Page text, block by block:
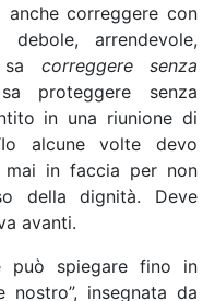
correggere con
arrendevole,
sa correggere senza
proteggere senza
in una riunione di
alcune volte devo
in faccia per non
della dignità. Deve
avanti.
può spiegare fino in
insegnata da